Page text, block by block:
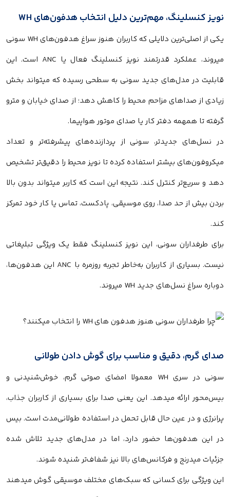
نویز کنسلینگ، مهم‌ترین دلیل انتخاب هدفون‌های WH
یکی از اصلی‌ترین دلایلی که کاربران هنوز سراغ هدفون‌های WH سونی
میروند، عملکرد قدرتمند نویز کنسلینگ فعال یا ANC است. این
قابلیت در مدل‌های جدید سونی به سطحی رسیده که میتواند بخش
زیادی از صداهای مزاحم محیط را کاهش دهد؛ از صدای خیابان و مترو
گرفته تا همهمه دفتر کار یا صدای موتور هواپیما.
در نسل‌های جدیدتر، سونی از پردازنده‌های پیشرفته‌تر و تعداد
میکروفون‌های بیشتر استفاده کرده تا نویز محیط را دقیق‌تر تشخیص
دهد و سریع‌تر کنترل کند. نتیجه این است که کاربر میتواند بدون بالا
بردن بیش از حد صدا، روی موسیقی، پادکست، تماس یا کار خود تمرکز
کند.
برای طرفداران سونی، این نویز کنسلینگ فقط یک ویژگی تبلیغاتی
نیست. بسیاری از کاربران به‌خاطر تجربه روزمره با ANC این هدفون‌ها،
دوباره سراغ نسل‌های جدید WH میروند.
صدای گرم، دقیق و مناسب برای گوش دادن طولانی
سونی در سری WH معمولا امضای صوتی گرم، خوش‌شنیدنی و
بیس‌محور ارائه میدهد. این یعنی صدا برای بسیاری از کاربران جذاب،
پرانرژی و در عین حال قابل تحمل در استفاده طولانی‌مدت است. بیس
در این هدفون‌ها حضور دارد، اما در مدل‌های جدید تلاش شده
جزئیات میدرنج و فرکانس‌های بالا نیز شفاف‌تر شنیده شوند.
این ویژگی برای کسانی که سبک‌های مختلف موسیقی گوش میدهند